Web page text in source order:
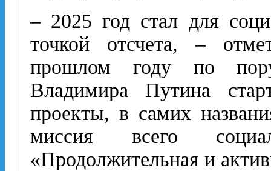
– 2025 год стал для
точкой отсчета, –
прошлом году по
Владимира Путина
проекты, в самих
миссия всего
«Продолжительная и